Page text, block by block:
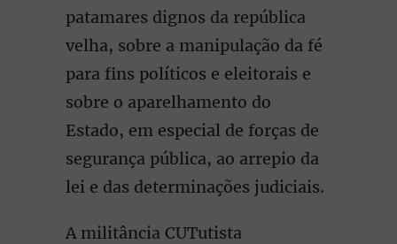
patamares dignos da república
velha, sobre a manipulação da fé
para fins políticos e eleitorais e
sobre o aparelhamento do
Estado, em especial de forças de
segurança pública, ao arrepio da
lei e das determinações judiciais.
A militância CUTutista